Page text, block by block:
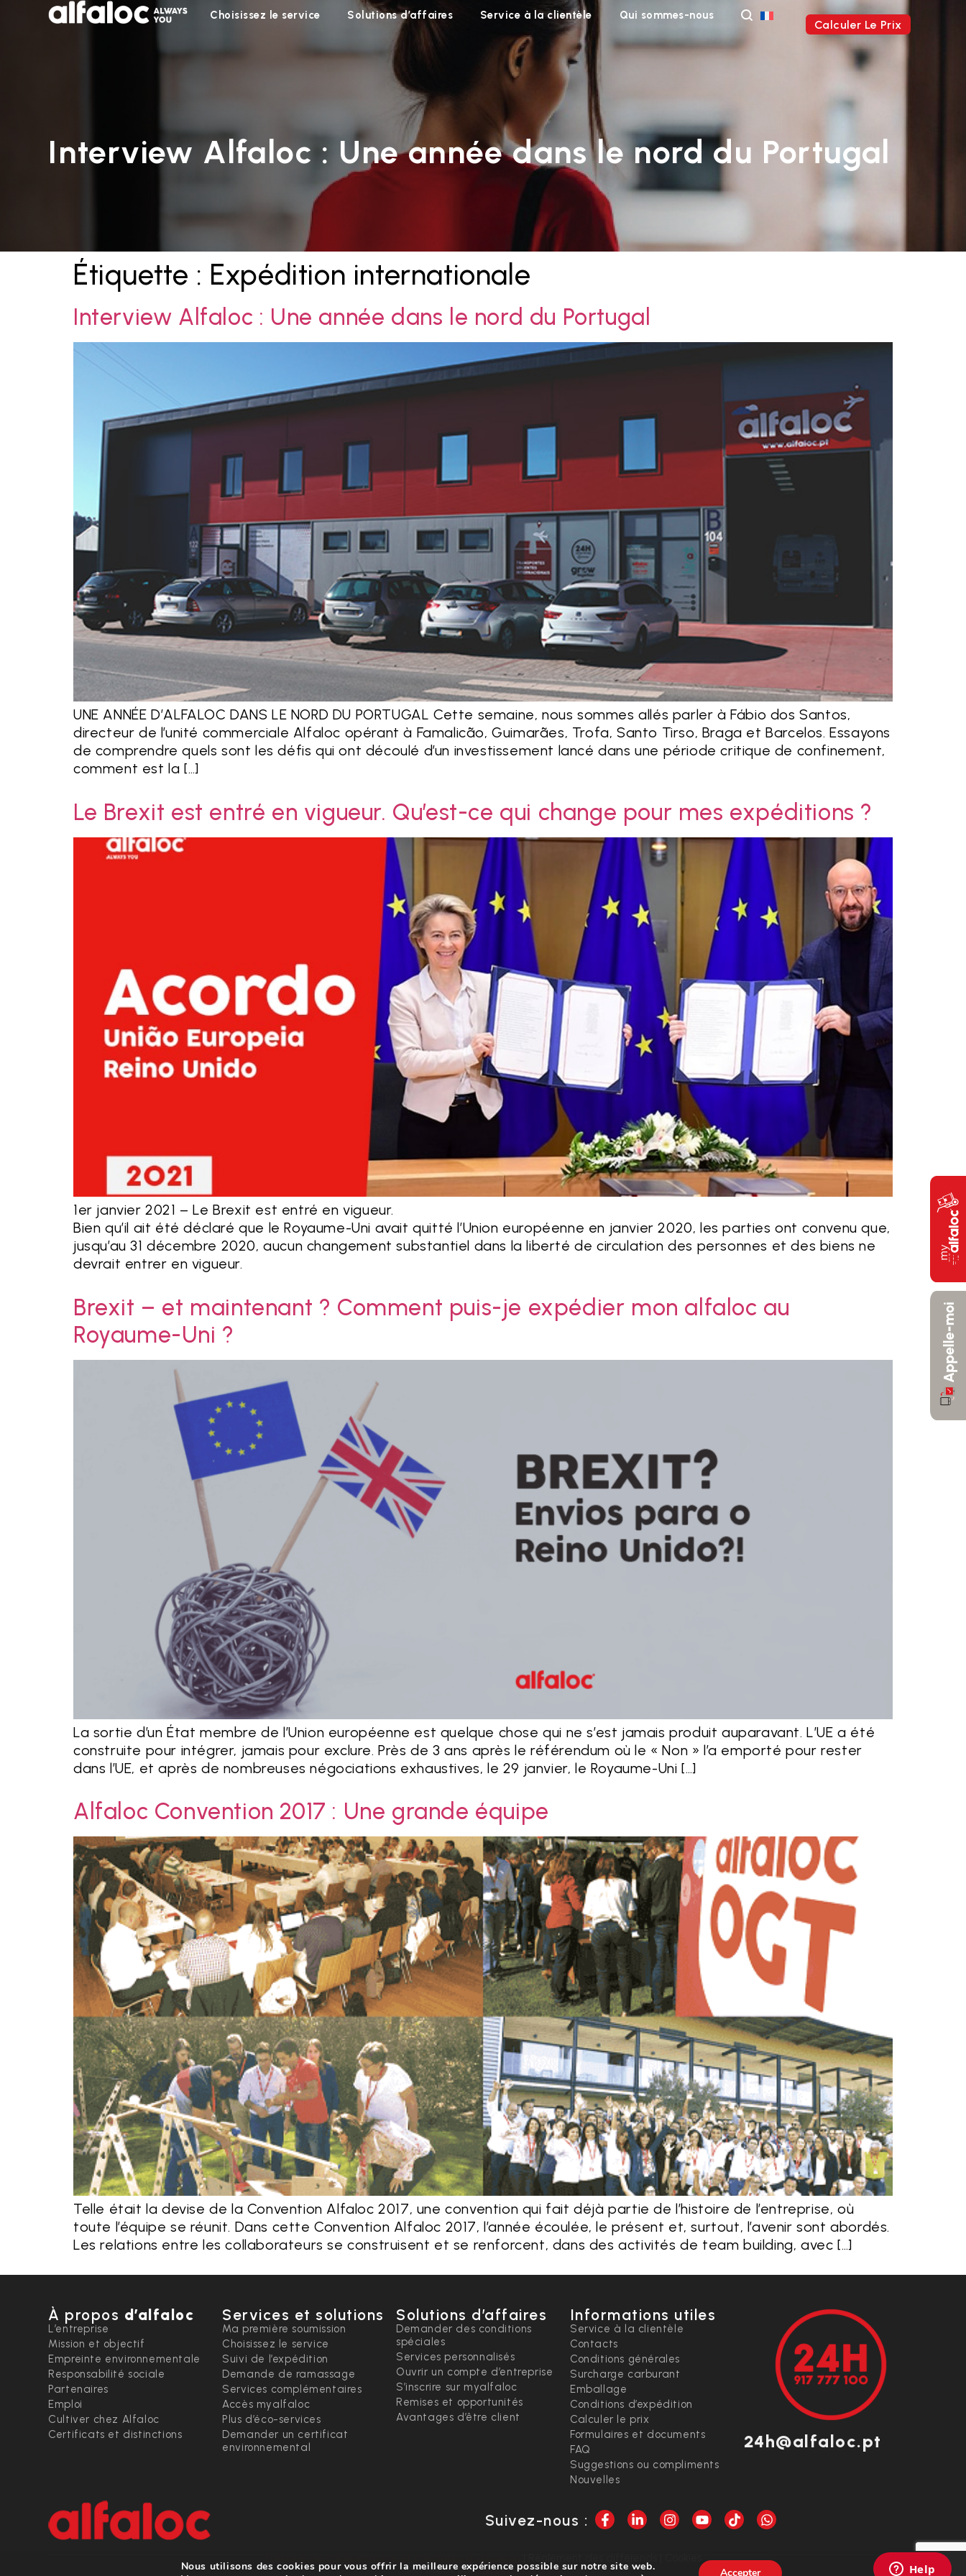
Choisissez le service Solutions d’affaires Service à la clientèle Qui sommes-nous
Calculer Le Prix
Interview Alfaloc : Une année dans le nord du Portugal
Étiquette : Expédition internationale
Interview Alfaloc : Une année dans le nord du Portugal
UNE ANNÉE D’ALFALOC DANS LE NORD DU PORTUGAL Cette semaine, nous sommes allés parler à Fábio dos Santos,
directeur de l’unité commerciale Alfaloc opérant à Famalicão, Guimarães, Trofa, Santo Tirso, Braga et Barcelos. Essayons
de comprendre quels sont les défis qui ont découlé d’un investissement lancé dans une période critique de confinement,
comment est la […]
Le Brexit est entré en vigueur. Qu’est-ce qui change pour mes expéditions ?
1er janvier 2021 – Le Brexit est entré en vigueur.
Bien qu’il ait été déclaré que le Royaume-Uni avait quitté l’Union européenne en janvier 2020, les parties ont convenu que,
jusqu’au 31 décembre 2020, aucun changement substantiel dans la liberté de circulation des personnes et des biens ne
devrait entrer en vigueur.
Brexit – et maintenant ? Comment puis-je expédier mon alfaloc au
Royaume-Uni ?
La sortie d’un État membre de l’Union européenne est quelque chose qui ne s’est jamais produit auparavant. L’UE a été
construite pour intégrer, jamais pour exclure. Près de 3 ans après le référendum où le « Non » l’a emporté pour rester
dans l’UE, et après de nombreuses négociations exhaustives, le 29 janvier, le Royaume-Uni […]
Alfaloc Convention 2017 : Une grande équipe
Telle était la devise de la Convention Alfaloc 2017, une convention qui fait déjà partie de l’histoire de l’entreprise, où
toute l’équipe se réunit. Dans cette Convention Alfaloc 2017, l’année écoulée, le présent et, surtout, l’avenir sont abordés.
Les relations entre les collaborateurs se construisent et se renforcent, dans des activités de team building, avec […]
À propos d’alfaloc
L’entreprise
Mission et objectif
Empreinte environnementale
Responsabilité sociale
Partenaires
Emploi
Cultiver chez Alfaloc
Certificats et distinctions
Services et solutions
Ma première soumission
Choisissez le service
Suivi de l’expédition
Demande de ramassage
Services complémentaires
Accès myalfaloc
Plus d’éco-services
Demander un certificat
environnemental
Solutions d’affaires
Demander des conditions
spéciales
Services personnalisés
Ouvrir un compte d’entreprise
S’inscrire sur myalfaloc
Remises et opportunités
Avantages d’être client
Informations utiles
Service à la clientèle
Contacts
Conditions générales
Surcharge carburant
Emballage
Conditions d’expédition
Calculer le prix
Formulaires et documents
FAQ
Suggestions ou compliments
Nouvelles
24h@alfaloc.pt
Suivez-nous :
Développé parBrand by Difference
Nous utilisons des cookies pour vous offrir la meilleure expérience possible sur notre site web.
Accepter